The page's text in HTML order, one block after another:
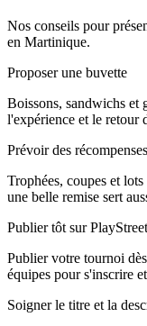
Nos conseils pour
en Martinique.
Proposer une buvette
Boissons, sandwichs et
l'expérience et le retour
Prévoir des récompenses
Trophées, coupes et
une belle remise sert
Publier tôt sur PlayStreet
Publier votre tournoi
équipes pour s'inscrire
Soigner le titre et la